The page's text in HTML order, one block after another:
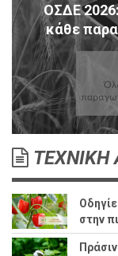
ΟΣΔΕ
κάθε
ΤΕΧΝΙΚΗ
στην